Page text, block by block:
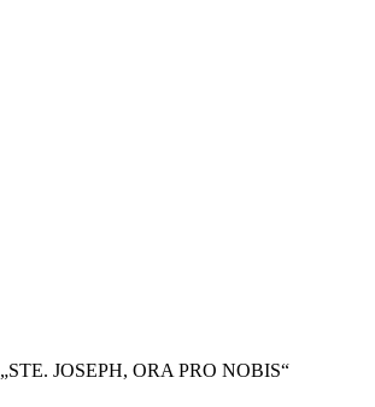
„STE. JOSEPH, ORA PRO NOBIS“